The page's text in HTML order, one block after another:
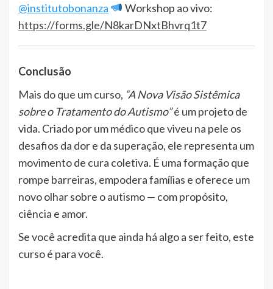
@institutobonanza
Workshop ao vivo:
https://forms.gle/N8karDNxtBhvrq1t7
Conclusão
Mais do que um curso, “A Nova Visão Sistêmica
sobre o Tratamento do Autismo”é um projeto de
vida. Criado por um médico que viveu na pele os
desafios da dor e da superação, ele representa um
movimento de cura coletiva. É uma formação que
rompe barreiras, empodera famílias e oferece um
novo olhar sobre o autismo — com propósito,
ciência e amor.
Se você acredita que ainda há algo a ser feito, este
curso é para você.